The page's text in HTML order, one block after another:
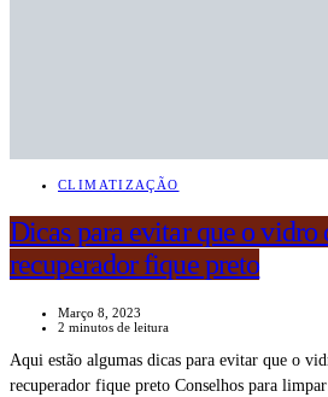
CLIMATIZAÇÃO
Dicas para evitar que o vidro
recuperador fique preto
Março 8, 2023
2 minutos de leitura
Aqui estão algumas dicas para evitar que o
recuperador fique preto Conselhos para